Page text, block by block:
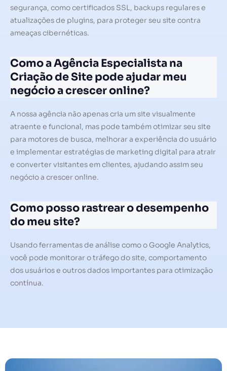
segurança, como certificados SSL, backups regulares e
atualizações de plugins, para proteger seu site contra
ameaças cibernéticas.
Como a Agência Especialista na
Criação de Site pode ajudar meu
negócio a crescer online?
A nossa agência não apenas cria um site visualmente
atraente e funcional, mas pode também otimizar seu site
para motores de busca, melhorar a experiência do usuário
e implementar estratégias de marketing digital para atrair
e converter visitantes em clientes, ajudando assim seu
negócio a crescer online.
Como posso rastrear o desempenho
do meu site?
Usando ferramentas de análise como o Google Analytics,
você pode monitorar o tráfego do site, comportamento
dos usuários e outros dados importantes para otimização
contínua.